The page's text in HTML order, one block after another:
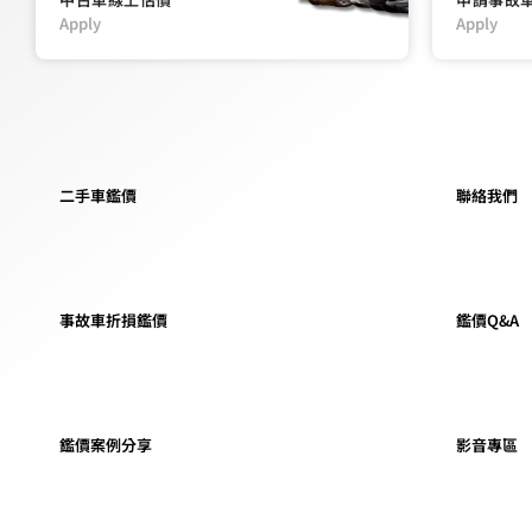
Apply
Apply
二手車鑑價
事故車折損鑑價
鑑價案例分享
聯絡我們
鑑價Q&A
影音專區